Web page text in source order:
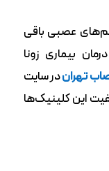
عصبی باقی
بیماری زونا
تهراندر سایت
این کلینیک‌ها